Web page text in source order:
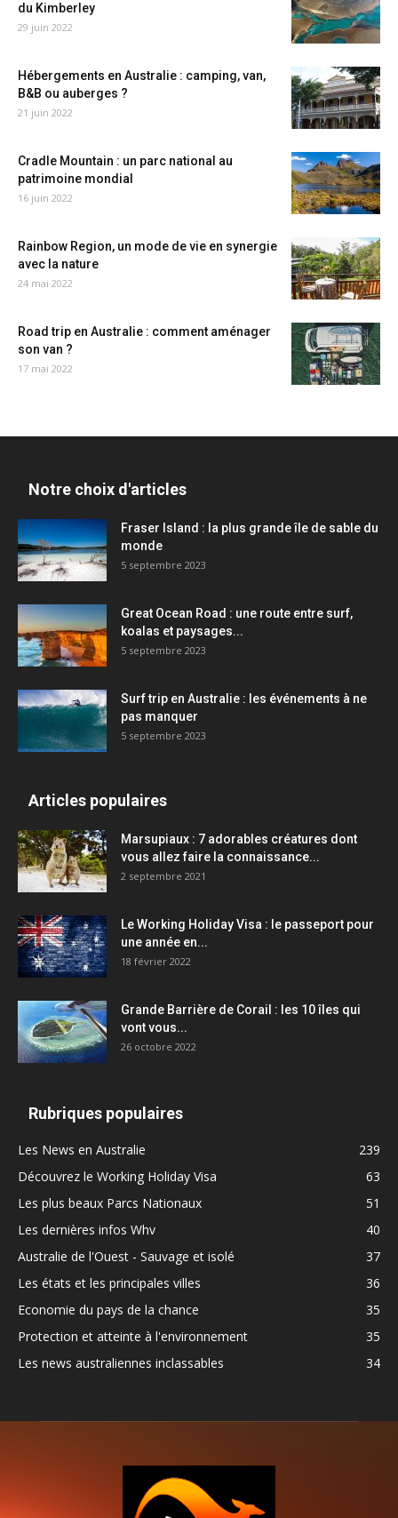
du Kimberley
29 juin 2022
Hébergements en Australie : camping, van,
B&B ou auberges ?
21 juin 2022
Cradle Mountain : un parc national au
patrimoine mondial
16 juin 2022
Rainbow Region, un mode de vie en synergie
avec la nature
24 mai 2022
Road trip en Australie : comment aménager
son van ?
17 mai 2022
Notre choix d'articles
Fraser Island : la plus grande île de sable du
monde
5 septembre 2023
Great Ocean Road : une route entre surf,
koalas et paysages...
5 septembre 2023
Surf trip en Australie : les événements à ne
pas manquer
5 septembre 2023
Articles populaires
Marsupiaux : 7 adorables créatures dont
vous allez faire la connaissance...
2 septembre 2021
Le Working Holiday Visa : le passeport pour
une année en...
18 février 2022
Grande Barrière de Corail : les 10 îles qui
vont vous...
26 octobre 2022
Rubriques populaires
Les News en Australie
239
Découvrez le Working Holiday Visa
63
Les plus beaux Parcs Nationaux
51
Les dernières infos Whv
40
Australie de l'Ouest - Sauvage et isolé
37
Les états et les principales villes
36
Economie du pays de la chance
35
Protection et atteinte à l'environnement
35
Les news australiennes inclassables
34